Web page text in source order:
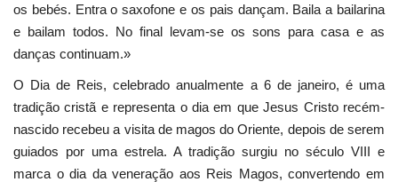
os bebés. Entra o saxofone e os pais dançam. Baila a bailarina
e bailam todos. No final levam-se os sons para casa e as
danças continuam.»
O Dia de Reis, celebrado anualmente a 6 de janeiro, é uma
tradição cristã e representa o dia em que Jesus Cristo recém-
nascido recebeu a visita de magos do Oriente, depois de serem
guiados por uma estrela. A tradição surgiu no século VIII e
marca o dia da veneração aos Reis Magos, convertendo em